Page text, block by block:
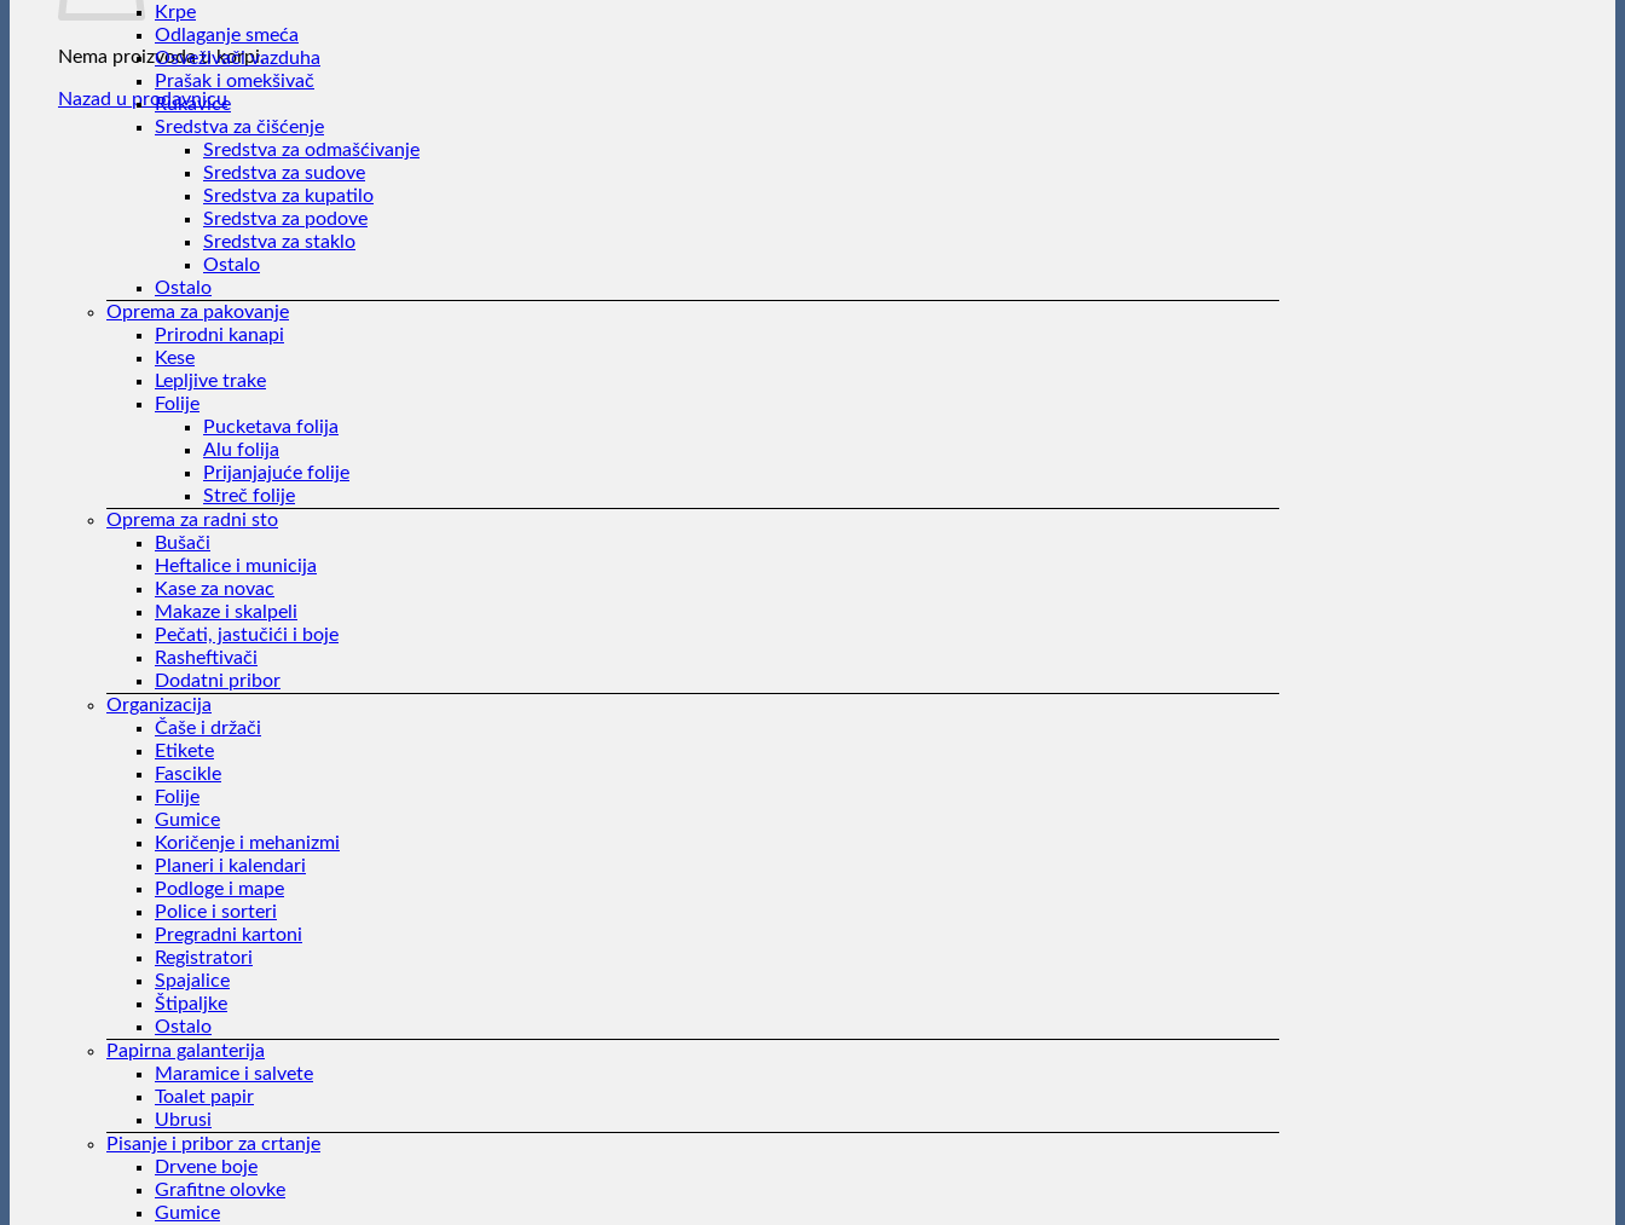
Nema proizvoda u korpi.
Nazad u prodavnicu
Krpe
Odlaganje smeća
Osveživači vazduha
Prašak i omekšivač
Rukavice
Sredstva za čišćenje
Sredstva za odmašćivanje
Sredstva za sudove
Sredstva za kupatilo
Sredstva za podove
Sredstva za staklo
Ostalo
Ostalo
Oprema za pakovanje
Prirodni kanapi
Kese
Lepljive trake
Folije
Pucketava folija
Alu folija
Prijanjajuće folije
Streč folije
Oprema za radni sto
Bušači
Heftalice i municija
Kase za novac
Makaze i skalpeli
Pečati, jastučići i boje
Rasheftivači
Dodatni pribor
Organizacija
Čaše i držači
Etikete
Fascikle
Folije
Gumice
Koričenje i mehanizmi
Planeri i kalendari
Podloge i mape
Police i sorteri
Pregradni kartoni
Registratori
Spajalice
Štipaljke
Ostalo
Papirna galanterija
Maramice i salvete
Toalet papir
Ubrusi
Pisanje i pribor za crtanje
Drvene boje
Grafitne olovke
Gumice